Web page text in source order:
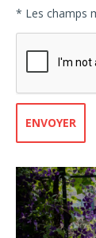
* Les champs
ENVOYER